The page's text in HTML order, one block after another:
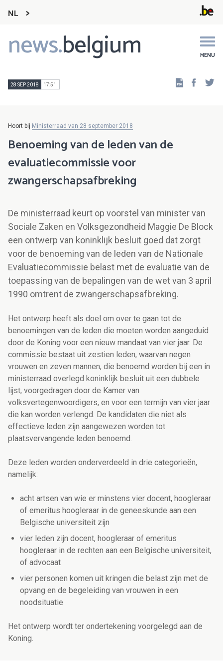
NL
news.belgium MENU
Main
navigation
28 SEP 2018 17:51
Hoort bij Ministerraad van 28 september 2018
Benoeming van de leden van de
evaluatiecommissie voor
zwangerschapsafbreking
De ministerraad keurt op voorstel van minister van
Sociale Zaken en Volksgezondheid Maggie De Block
een ontwerp van koninklijk besluit goed dat zorgt
voor de benoeming van de leden van de Nationale
Evaluatiecommissie belast met de evaluatie van de
toepassing van de bepalingen van de wet van 3 april
1990 omtrent de zwangerschapsafbreking.
Het ontwerp heeft als doel om over te gaan tot de
benoemingen van de leden die moeten worden aangeduid
door de Koning voor een nieuw mandaat van vier jaar. De
commissie bestaat uit zestien leden, waarvan negen
vrouwen en zeven mannen, die benoemd worden bij een in
ministerraad overlegd koninklijk besluit uit een dubbele
lijst, voorgedragen door de Kamer van
volksvertegenwoordigers, en voor een termijn van vier jaar
die kan worden verlengd. De kandidaten die niet als
effectieve leden zijn aangewezen worden tot
plaatsvervangende leden benoemd.
Deze leden worden onderverdeeld in drie categorieën,
namelijk:
acht artsen van wie er minstens vier docent, hoogleraar
of emeritus hoogleraar in de geneeskunde aan een
Belgische universiteit zijn
vier leden zijn docent, hoogleraar of emeritus
hoogleraar in de rechten aan een Belgische universiteit,
of advocaat
vier personen komen uit kringen die belast zijn met de
opvang en de begeleiding van vrouwen in een
noodsituatie
Het ontwerp wordt ter ondertekening voorgelegd aan de
Koning.